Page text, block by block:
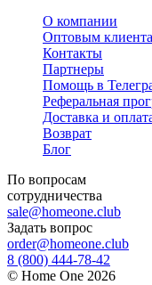
О компании
Оптовым
Контакты
Партнеры
Помощь в
Реферальная
Доставка и
Возврат
Блог
По вопросам
сотрудничества
sale@homeone.club
Задать вопрос
order@homeone.club
8 (800) 444-78-42
© Home One 2026